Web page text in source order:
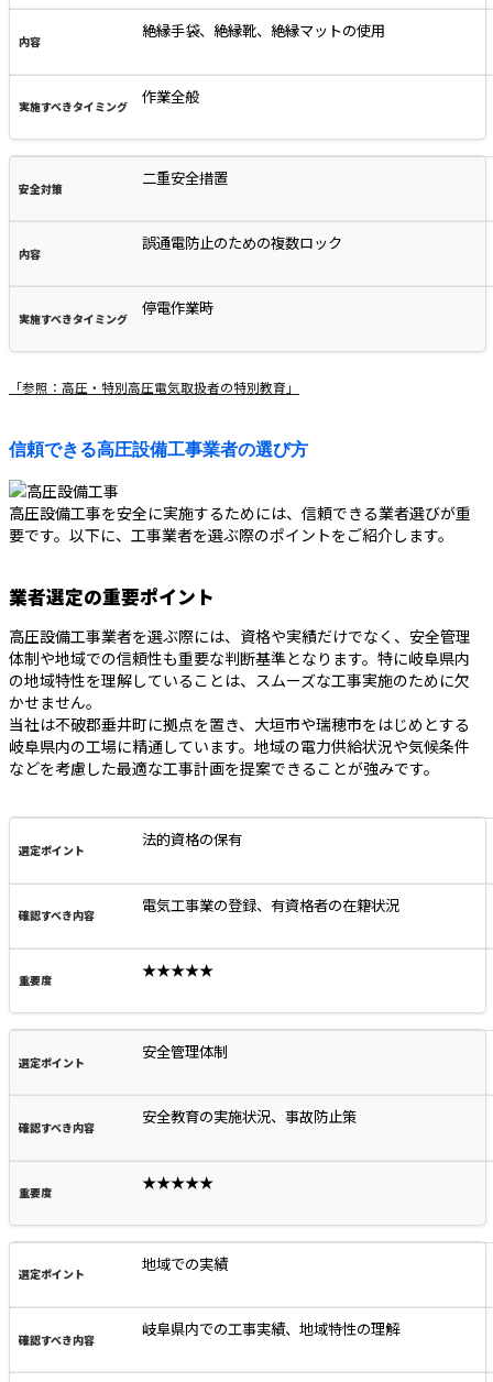
絶縁手袋、絶縁靴、絶縁マットの使用
作業全般
二重安全措置
誤通電防止のための複数ロック
停電作業時
「参照：高圧・特別高圧電気取扱者の特別教育」
信頼できる高圧設備工事業者の選び方
高圧設備工事を安全に実施するためには、信頼できる業者選びが重
要です。以下に、工事業者を選ぶ際のポイントをご紹介します。
業者選定の重要ポイント
高圧設備工事業者を選ぶ際には、資格や実績だけでなく、安全管理
体制や地域での信頼性も重要な判断基準となります。特に岐阜県内
の地域特性を理解していることは、スムーズな工事実施のために欠
かせません。
当社は不破郡垂井町に拠点を置き、大垣市や瑞穂市をはじめとする
岐阜県内の工場に精通しています。地域の電力供給状況や気候条件
などを考慮した最適な工事計画を提案できることが強みです。
法的資格の保有
電気工事業の登録、有資格者の在籍状況
★★★★★
安全管理体制
安全教育の実施状況、事故防止策
★★★★★
地域での実績
岐阜県内での工事実績、地域特性の理解